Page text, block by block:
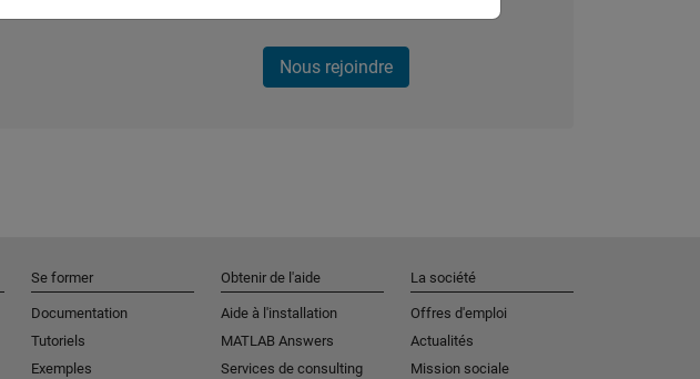
Nous rejoindre
Se former
Documentation
Tutoriels
Exemples
Obtenir de l'aide
Aide à l'installation
MATLAB Answers
Services de consulting
La société
Offres d'emploi
Actualités
Mission sociale